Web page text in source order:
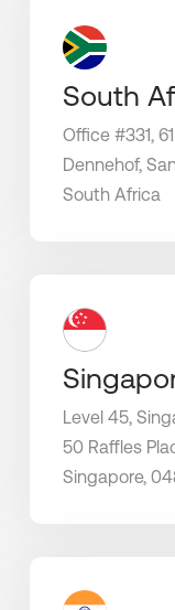
South
Office #331,
Dennehof,
South Africa
Level 45,
50 Raffles
Singapore,